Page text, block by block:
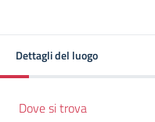
Dettagli del luogo
Dove si trova